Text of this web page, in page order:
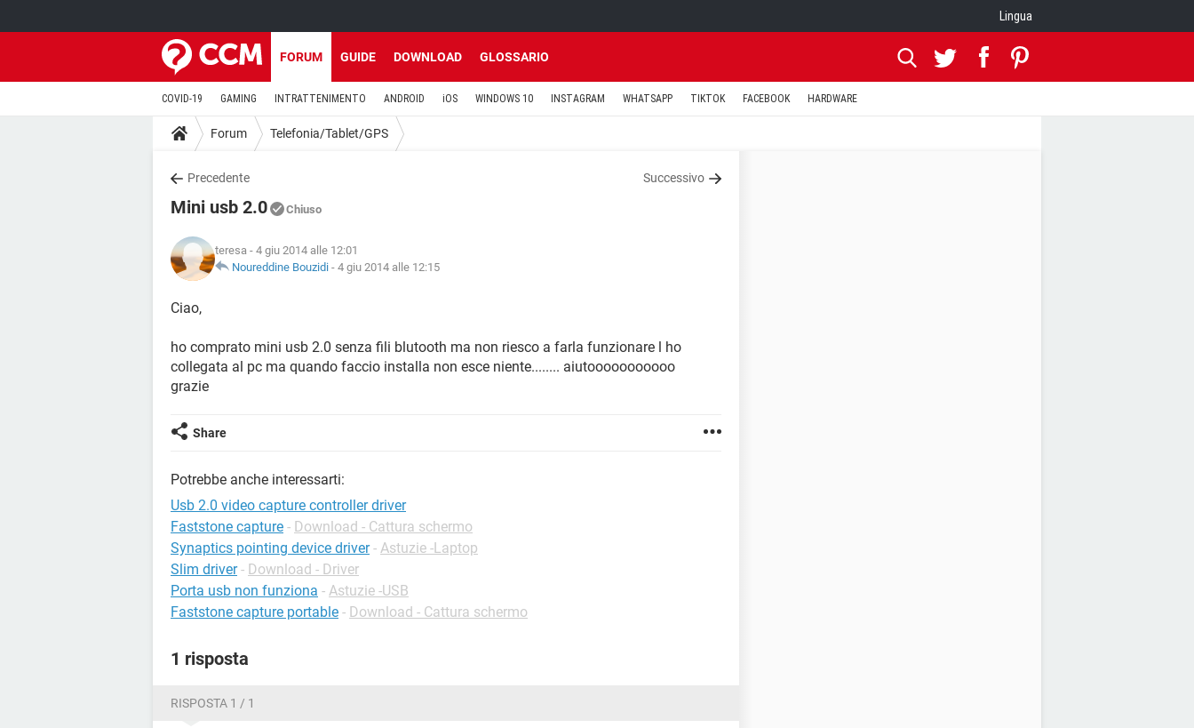
Lingua
FORUM GUIDE DOWNLOAD GLOSSARIO
COVID-19 GAMING INTRATTENIMENTO ANDROID iOS WINDOWS 10 INSTAGRAM WHATSAPP TIKTOK FACEBOOK HARDWARE
Forum Telefonia/Tablet/GPS
Precedente Successivo
Mini usb 2.0 Chiuso
teresa - 4 giu 2014 alle 12:01
Noureddine Bouzidi - 4 giu 2014 alle 12:15
Ciao,
ho comprato mini usb 2.0 senza fili blutooth ma non riesco a farla funzionare l ho
collegata al pc ma quando faccio installa non esce niente........ aiutooooooooooo
grazie
Share
Potrebbe anche interessarti:
Usb 2.0 video capture controller driver
Faststone capture - Download - Cattura schermo
Synaptics pointing device driver - Astuzie -Laptop
Slim driver - Download - Driver
Porta usb non funziona - Astuzie -USB
Faststone capture portable - Download - Cattura schermo
1 risposta
RISPOSTA 1 / 1